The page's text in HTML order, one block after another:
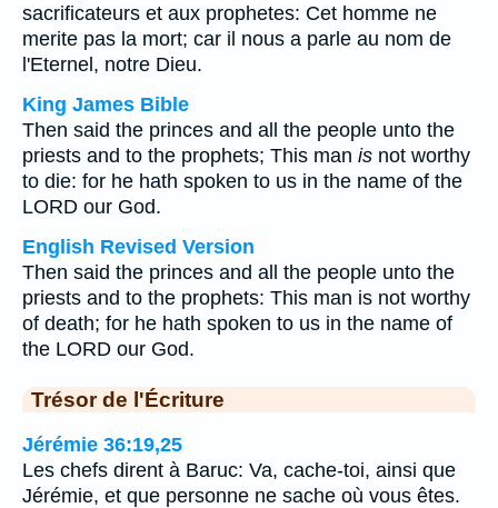
sacrificateurs et aux prophetes: Cet homme ne
merite pas la mort; car il nous a parle au nom de
l'Eternel, notre Dieu.
King James Bible
Then said the princes and all the people unto the
priests and to the prophets; This man is not worthy
to die: for he hath spoken to us in the name of the
LORD our God.
English Revised Version
Then said the princes and all the people unto the
priests and to the prophets: This man is not worthy
of death; for he hath spoken to us in the name of
the LORD our God.
Trésor de l'Écriture
Jérémie 36:19,25
Les chefs dirent à Baruc: Va, cache-toi, ainsi que
Jérémie, et que personne ne sache où vous êtes.